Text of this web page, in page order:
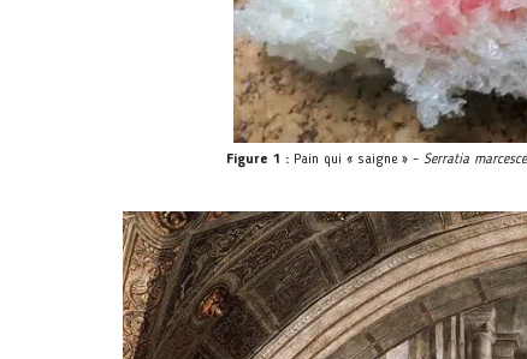
Figure 1 :Pain qui « saigne » – Serratia